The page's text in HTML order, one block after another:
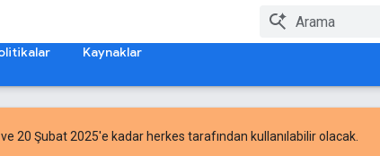
Kaynaklar
20 Şubat 2025'e kadar herkes tarafından kullanılabilir olacak.